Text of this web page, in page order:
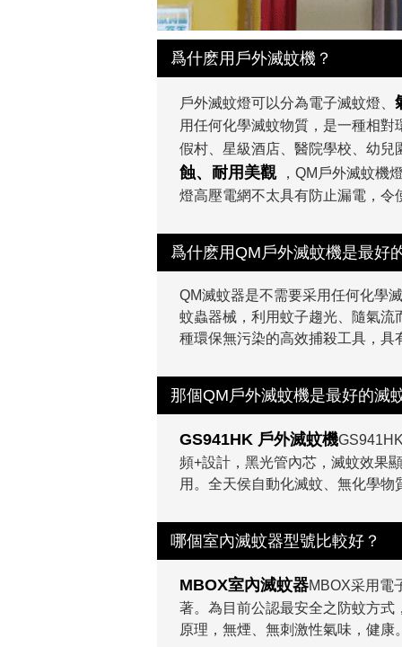
爲什麽用戶外滅蚊機？
戶外滅蚊燈可以分為電子滅蚊燈、
用任何化學滅蚊物質，是一種相
假村、星級酒店、醫院學校、幼
蝕、耐用美觀
，QM戶外滅蚊機
燈高壓電網不太具有防止漏電，令
爲什麽用QM戶外滅蚊機是最好
QM滅蚊器是不需要采用任何化學
蚊蟲器械，利用蚊子趨光、隨氣
種環保無污染的高效捕殺工具，
那個QM戶外滅蚊機是最好的滅
GS941HK 戶外滅蚊機
頻+設計，黑光管內芯，滅蚊效果
用。全天侯自動化滅蚊、無化學
哪個室內滅蚊器型號比較好？
MBOX室內滅蚊器MBOX采用電
著。為目前公認最安全之防蚊方
原理，無煙、無刺激性氣味，健